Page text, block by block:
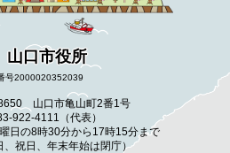
山口市役所
号2000020352039
山口市亀山町2番1号
922-4111（代表）
日の8時30分から17時15分まで
、祝日、年末年始は閉庁）